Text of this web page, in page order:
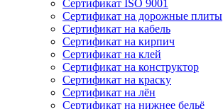
Сертификат ISO 9001
Сертификат на дорожные плиты
Сертификат на кабель
Сертификат на кирпич
Сертификат на клей
Сертификат на конструктор
Сертификат на краску
Сертификат на лён
Сертификат на нижнее бельё